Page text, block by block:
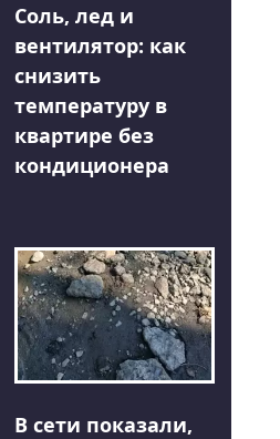
Соль, лед и
вентилятор: как
снизить
температуру в
квартире без
кондиционера
В сети показали,